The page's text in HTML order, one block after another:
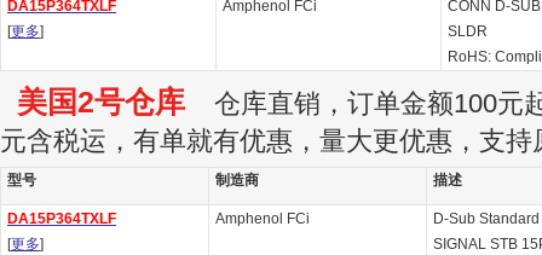
DA15P364TXLF
[更多]
Amphenol FCi
CONN D-
SLDR
RoHS:
美国2号仓库 仓库直销，订单金额100元
元含税运，有单就有优惠，量大更优惠，支持
型号 制造商 描述
DA15P364TXLF
[更多]
Amphenol FCi
D-Sub
SIGNAL STB